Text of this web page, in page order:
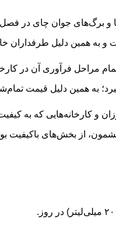
و برگ‌های جوان چای
و به همین دلیل طرفداران
مراحل فرآوری آن در
به همین دلیل قیمت
کارخانه‌هایی که به
از بخش‌های
میلی‌لیتر) در روز.